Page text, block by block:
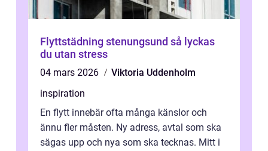
Flyttstädning stenungsund så lyckas
du utan stress
04 mars 2026
Viktoria Uddenholm
inspiration
En flytt innebär ofta många känslor och
ännu fler måsten. Ny adress, avtal som ska
sägas upp och nya som ska tecknas. Mitt i